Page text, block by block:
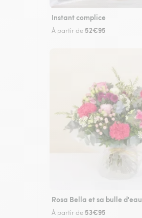
Instant complice
À partir de 52€95
Rosa Bella et sa bulle d'eau
À partir de 53€95